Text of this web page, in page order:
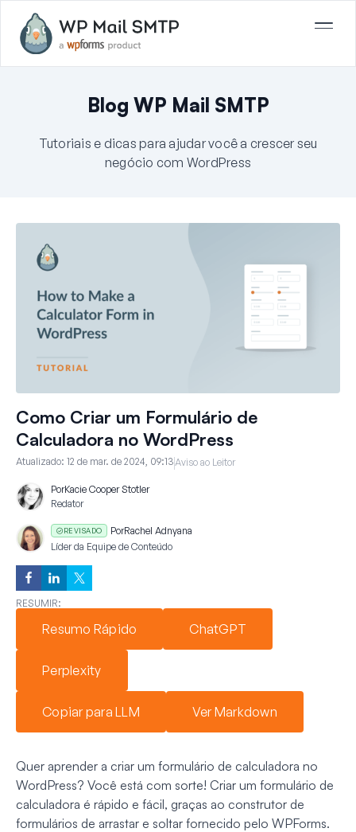
Blog WP Mail SMTP
Tutoriais e dicas para ajudar você a crescer seu
negócio com WordPress
Como Criar um Formulário de
Calculadora no WordPress
Atualizado: 12 de mar. de 2024, 09:13 Aviso ao Leitor
PorKacie Cooper Stotler
Redator
REVISADO PorRachel Adnyana
Líder da Equipe de Conteúdo
RESUMIR:
Resumo Rápido ChatGPT
Perplexity
Copiar para LLM Ver Markdown
Quer aprender a criar um formulário de calculadora no
WordPress? Você está com sorte! Criar um formulário de
calculadora é rápido e fácil, graças ao construtor de
formulários de arrastar e soltar fornecido pelo WPForms.